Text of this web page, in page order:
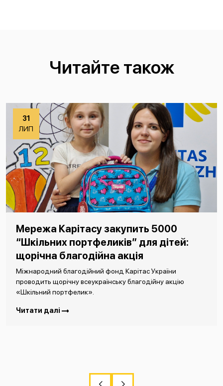
Читайте також
31
ЛИП
Мережа Карітасу закупить 5000
“Шкільних портфеликів” для дітей:
щорічна благодійна акція
Міжнародний благодійний фонд Карітас України
проводить щорічну всеукраїнську благодійну акцію
«Шкільний портфелик».
Читати далі